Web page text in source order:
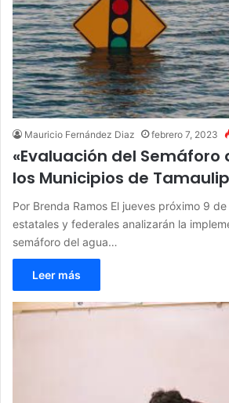
Mauricio Fernández Diaz febrero 7, 2023
«Evaluación del Semáforo
los Municipios de
Por Brenda Ramos El jueves próximo 9
estatales y federales analizarán la
semáforo del agua…
Leer más